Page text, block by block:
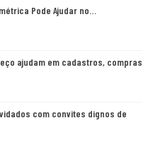
Pode Ajudar no…
ajudam em cadastros, compras
com convites dignos de